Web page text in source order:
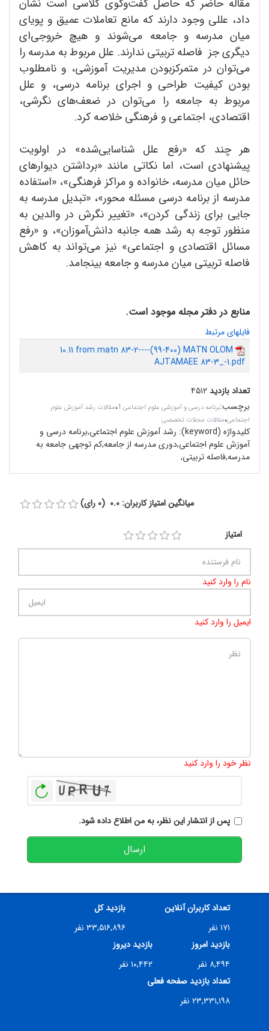
مقاله حاضر که حاصل گفت‌و‌گوی کلاسی است نشان
داد، عللی وجود دارند که مانع تعاملات عمیق و پویای
میان مدرسه و جامعه می‌شوند و هیچ خروجی‌ای
دیگری جز فاصله تربیتی ندارند. علل مربوط به مدرسه را
می‌توان در متمرکزبودن مدیریت آموزشی، و نامطلوب
بودن کیفیت طراحی و اجرای برنامه درسی، و علل
مربوط به جامعه را می‌توان در ضعف‌های نگرشی،
اقتصادی، اجتماعی و فرهنگی خلاصه کرد.
هر چند که «رفع علل شناسایی‌شده» در اولویت
پیشنهادی است، اما نکاتی مانند «برداشتن دیوارهای
حائل میان مدرسه، خانواده و مراکز فرهنگی»، «استفاده
مدرسه از برنامه درسی مسئله محور»، «تبدیل مدرسه به
جایی برای زندگی کردن»، «تغییر نگرش در والدین به
منظور توجه به رشد همه جانبه دانش‌آموزان»، و «رفع
مسائل اقتصادی و اجتماعی» نیز می‌تواند به کاهش
فاصله تربیتی میان مدرسه و جامعه بینجامد.
منابع در دفتر مجله موجود است.
فایلهای مرتبط
10.11 from matn 83-2----(99-400) MATN OLOM
AJTAMAEE 83-3_-1.pdf
تعداد بازدید۴۵۱۲
برچسب:برنامه درسی و آموزشی علوم اجتماعی 1 ،مقالات رشد آموزش علوم
اجتماعی،مقالات مجلات تخصصی
کلیدواژه (keyword):
رشد آموزش علوم اجتماعی,برنامه درسی و
آموزش علوم اجتماعی,دوری مدرسه از جامعه,کم توجهی جامعه به
مدرسه,فاصله تربیتی,
میانگین امتیاز کاربران: 0.0 (0 رای)
امتیاز
نام را وارد کنید
ایمیل را وارد کنید
نظر خود را وارد کنید
پس از انتشار این نظر، به من اطلاع داده شود.
ارسال
تعداد کاربران آنلاین
۱۷۱ نفر
بازدید کل
۳۳,۵۱۶,۸۹۶ نفر
بازدید امروز
۸,۴۹۴ نفر
بازدید دیروز
۱۰,۴۴۲ نفر
تعداد بازدید صفحه فعلی
۲۳,۳۳۱,۱۹۸ نفر